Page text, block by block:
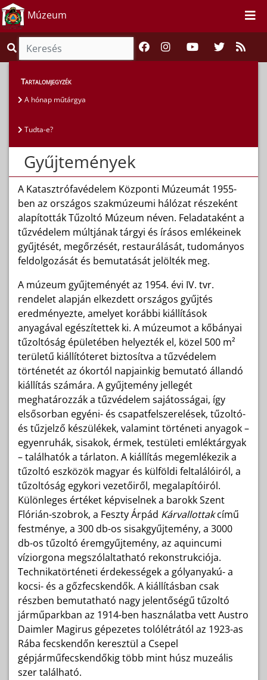
Múzeum
Magunkról
Tartalomjegyzék
A hónap műtárgya
Tudta-e?
Gyűjtemények
A Katasztrófavédelem Központi Múzeumát 1955-
ben az országos szakmúzeumi hálózat részeként
alapították Tűzoltó Múzeum néven. Feladataként a
tűzvédelem múltjának tárgyi és írásos emlékeinek
gyűjtését, megőrzését, restaurálását, tudományos
feldolgozását és bemutatását jelölték meg.
A múzeum gyűjteményét az 1954. évi IV. tvr.
rendelet alapján elkezdett országos gyűjtés
eredményezte, amelyet korábbi kiállítások
anyagával egészítettek ki. A múzeumot a kőbányai
tűzoltóság épületében helyezték el, közel 500 m²
területű kiállítóteret biztosítva a tűzvédelem
történetét az ókortól napjainkig bemutató állandó
kiállítás számára. A gyűjtemény jellegét
meghatározzák a tűzvédelem sajátosságai, így
elsősorban egyéni- és csapatfelszerelések, tűzoltó-
és tűzjelző készülékek, valamint történeti anyagok –
egyenruhák, sisakok, érmek, testületi emléktárgyak
– találhatók a tárlaton. A kiállítás megemlékezik a
tűzoltó eszközök magyar és külföldi feltalálóiról, a
tűzoltóság egykori vezetőiről, megalapítóiról.
Különleges értéket képviselnek a barokk Szent
Flórián-szobrok, a Feszty Árpád Kárvallottakcímű
festménye, a 300 db-os sisakgyűjtemény, a 3000
db-os tűzoltó éremgyűjtemény, az aquincumi
víziorgona megszólaltatható rekonstrukciója.
Technikatörténeti érdekességek a gólyanyakú- a
kocsi- és a gőzfecskendők. A kiállításban csak
részben bemutatható nagy jelentőségű tűzoltó
járműparkban az 1914-ben használatba vett Austro
Daimler Magirus gépezetes tolólétrától az 1923-as
Rába fecskendőn keresztül a Csepel
gépjárműfecskendőkig több mint húsz muzeális
szer található.